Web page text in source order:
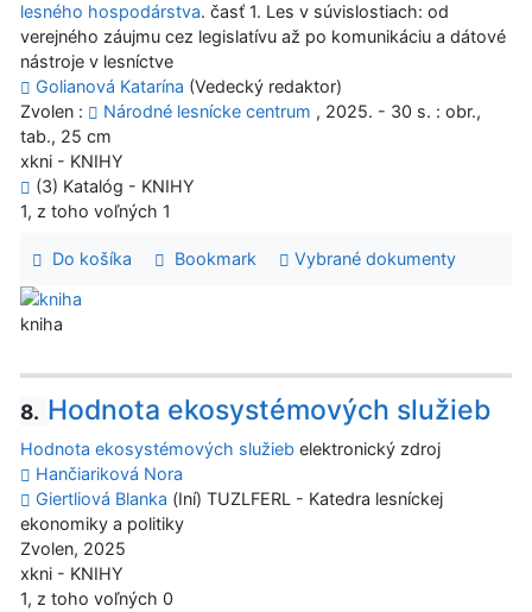
lesného hospodárstva. časť 1. Les v súvislostiach: od
verejného záujmu cez legislatívu až po komunikáciu a dátové
nástroje v lesníctve
Golianová Katarína (Vedecký redaktor)
Zvolen :
Národné lesnícke centrum , 2025. - 30 s. : obr.,
tab., 25 cm
xkni - KNIHY
(3) Katalóg - KNIHY
1, z toho voľných 1
Do košíka Bookmark Vybrané dokumenty
kniha
8. Hodnota ekosystémových služieb
Hodnota ekosystémových služieb elektronický zdroj
Hančiariková Nora
Giertliová Blanka (Iní) TUZLFERL - Katedra lesníckej
ekonomiky a politiky
Zvolen, 2025
xkni - KNIHY
1, z toho voľných 0